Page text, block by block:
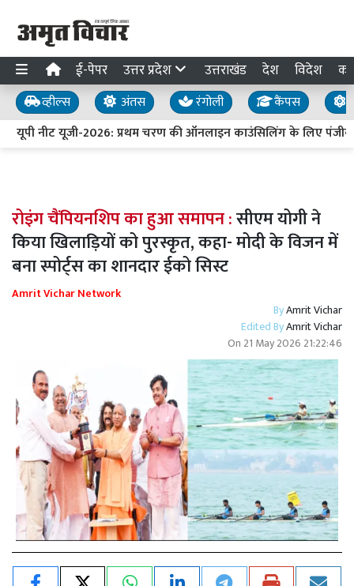
ई-पेपर उत्तर प्रदेश उत्तराखंड देश विदेश
व्हील्स अंतस रंगोली कैंपस
यूपी नीट यूजी-2026: प्रथम चरण की ऑनलाइन काउंसिलिंग के लिए
रोइंग चैंपियनशिप का हुआ समापन :सीएम योगी ने
किया खिलाड़ियों को पुरस्कृत, कहा- मोदी के विजन में
बना स्पोर्ट्स का शानदार ईको सिस्ट
Amrit Vichar Network
ByAmrit Vichar
Edited ByAmrit Vichar
On 21 May 2026 21:22:46